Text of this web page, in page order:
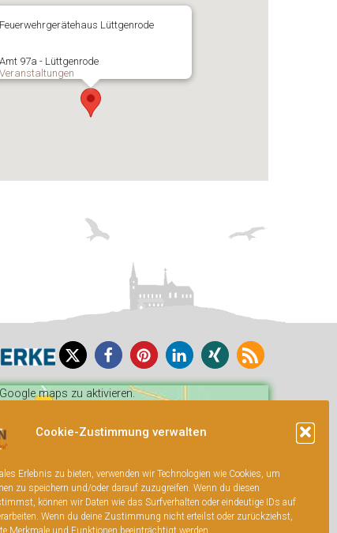
Cookie-Zustimmung verwalten
Erlebnis zu bieten, verwenden wir Technologien wie Cookies, um
zu speichern und/oder darauf zuzugreifen. Wenn du diesen
können wir Daten wie das Surfverhalten oder eindeutige IDs auf
Wenn du deine Zustimmung nicht erteilst oder zurückziehst,
Merkmale und Funktionen beeinträchtigt werden.
Feuerwehrgerätehaus Lüttgenrode
Amt 97a - Lüttgenrode
Veranstaltungen
maps zu aktivieren.